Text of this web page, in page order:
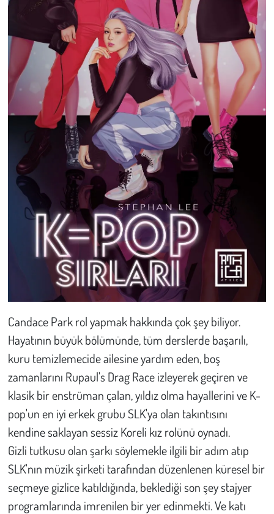
Candace Park rol yapmak hakkında çok şey biliyor.
Hayatının büyük bölümünde, tüm derslerde başarılı,
kuru temizlemecide ailesine yardım eden, boş
zamanlarını Rupaul's Drag Race izleyerek geçiren ve
klasik bir enstrüman çalan, yıldız olma hayallerini ve K-
pop'un en iyi erkek grubu SLK'ya olan takıntısını
kendine saklayan sessiz Koreli kız rolünü oynadı.
Gizli tutkusu olan şarkı söylemekle ilgili bir adım atıp
SLK'nın müzik şirketi tarafından düzenlenen küresel bir
seçmeye gizlice katıldığında, beklediği son şey stajyer
programlarında imrenilen bir yer edinmekti. Ve katı
Hukuk
Tarım
Son Dakika
Kent
Eğlence